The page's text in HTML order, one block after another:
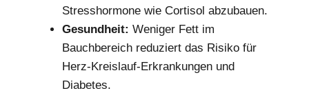
Stresshormone wie Cortisol abzubauen.
Gesundheit: Weniger Fett im
Bauchbereich reduziert das Risiko für
Herz-Kreislauf-Erkrankungen und
Diabetes.